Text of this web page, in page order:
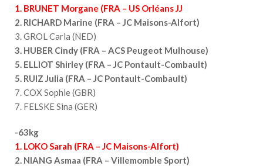
1. BRUNET Morgane (FRA – US Orléans JJ
2. RICHARD Marine (FRA – JC Maisons-Alfort)
3. GROL Carla (NED)
3. HUBER Cindy (FRA – ACS Peugeot Mulhouse)
5. ELLIOT Shirley (FRA – JC Pontault-Combault)
5. RUIZ Julia (FRA – JC Pontault-Combault)
7. COX Sophie (GBR)
7. FELSKE Sina (GER)
-63kg
1. LOKO Sarah (FRA – JC Maisons-Alfort)
2. NIANG Asmaa (FRA – Villemomble Sport)